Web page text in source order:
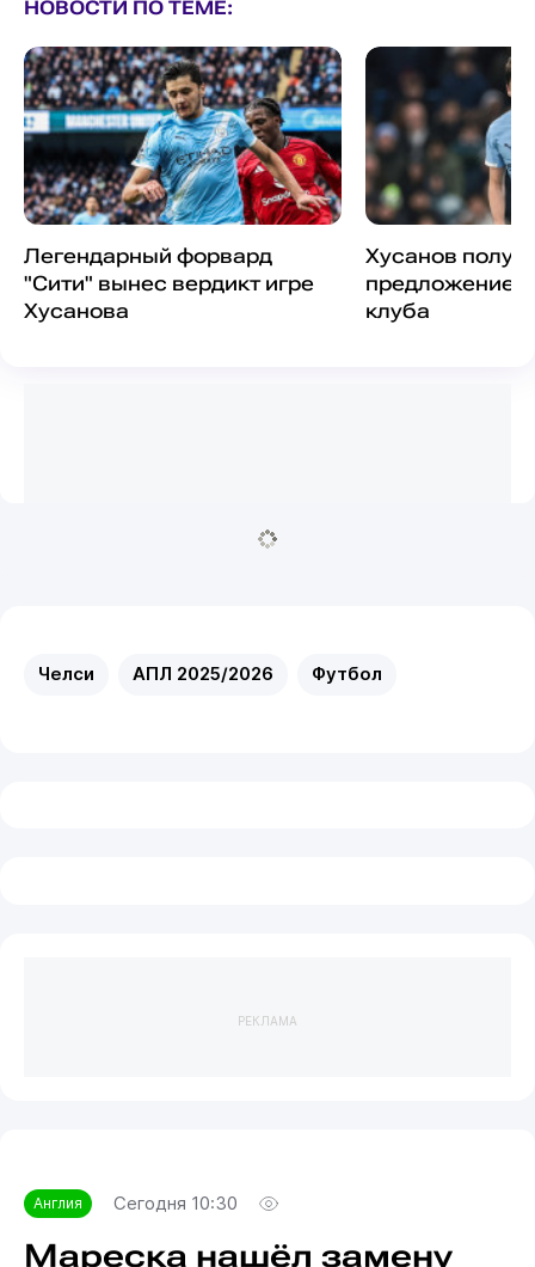
НОВОСТИ ПО ТЕМЕ:
Легендарный форвард
"Сити" вынес вердикт игре
Хусанова
Хусанов
предложение
клуба
Челси АПЛ 2025/2026 Футбол
РЕКЛАМА
Англия Сегодня 10:30
Мареска нашёл замену